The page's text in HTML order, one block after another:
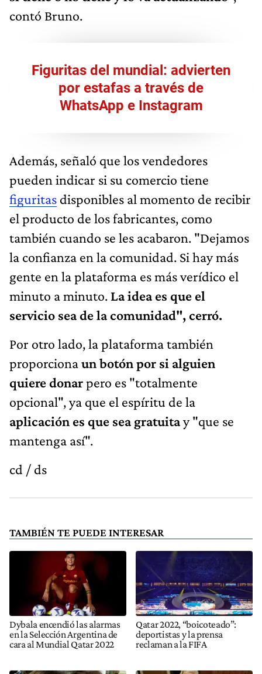
contó Bruno.
Figuritas del mundial: advierten
por estafas a través de
WhatsApp e Instagram
Además, señaló que los vendedores
pueden indicar si su comercio tiene
figuritas disponibles al momento de recibir
el producto de los fabricantes, como
también cuando se les acabaron. "Dejamos
la confianza en la comunidad. Si hay más
gente en la plataforma es más verídico el
minuto a minuto. La idea es que el
servicio sea de la comunidad", cerró.
Por otro lado, la plataforma también
proporcionaun botón por si alguien
quiere donarpero es "totalmente
opcional", ya que el espíritu de la
aplicación es que sea gratuitay "que se
mantenga así".
cd / ds
TAMBIÉN TE PUEDE INTERESAR
Dybala encendió las alarmas
en la Selección Argentina de
cara al Mundial Qatar 2022
Qatar 2022, “boicoteado”:
deportistas y la prensa
reclaman a la FIFA